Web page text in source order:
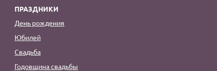
ПРАЗДНИКИ
День рождения
Юбилей
Свадьба
Годовщина свадьбы